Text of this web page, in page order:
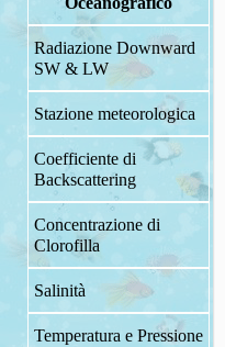
Radiazione Downward
SW & LW
Stazione meteorologica
Coefficiente di
Backscattering
Concentrazione di
Clorofilla
Salinità
Temperatura e Pressione